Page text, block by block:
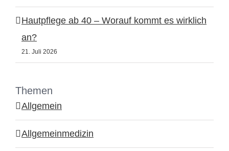
Hautpflege ab 40 – Worauf kommt es wirklich
an?
21. Juli 2026
Themen
Allgemein
Allgemeinmedizin